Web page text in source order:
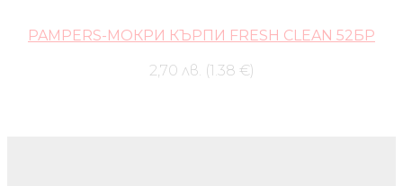
PAMPERS-МОКРИ КЪРПИ FRESH CLEAN 52БР
2,70 лв. (1.38 €)